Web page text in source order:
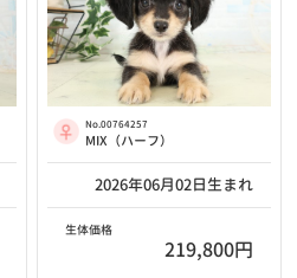
No.00764257
MIX（ハーフ）
2026年06月02日生まれ
生体価格
219,800円